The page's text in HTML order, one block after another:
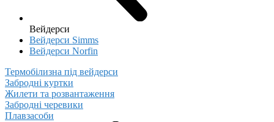
Вейдерси
Вейдерси Simms
Вейдерси Norfin
Термобілизна під вейдерси
Забродні куртки
Жилети та розвантаження
Забродні черевики
Плавзасоби